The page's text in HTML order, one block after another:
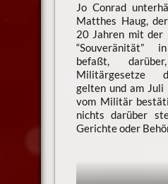
Jo Conrad
Matthes Haug,
20 Jahren mit der
“Souveränität”
befaßt,
Militärgesetze
gelten und am Juli
vom Militär
nichts darüber
Gerichte oder